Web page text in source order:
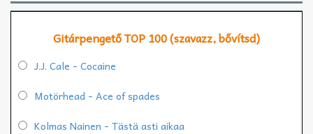
Gitárpengető TOP 100 (szavazz, bővítsd)
J.J. Cale - Cocaine
Motörhead - Ace of spades
Kolmas Nainen - Tästä asti aikaa